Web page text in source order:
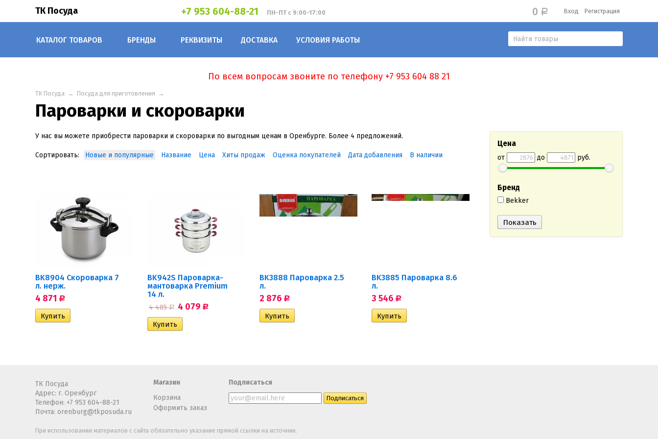
ТК Посуда +7 953 604-88-21 ПН-ПТ с 9:00-17:00 Вход Регистрация
0 Р
КАТАЛОГ ТОВАРОВ БРЕНДЫ РЕКВИЗИТЫ ДОСТАВКА УСЛОВИЯ РАБОТЫ
По всем вопросам звоните по телефону +7 953 604 88 21
ТК Посуда → Посуда для приготовления →
Пароварки и скороварки
Цена
от до руб.
Бренд
Bekker
У нас вы можете приобрести пароварки и скороварки по выгодным ценам в Оренбурге. Более 4 предложений.
Сортировать: Новые и популярные Название Цена Хиты продаж Оценка покупателей Дата добавления В наличии
BK8904 Скороварка 7
л. нерж.
4 871 Р
BK942S Пароварка-
мантоварка Premium
14 л.
4 485Р 4 079 Р
BK3888 Пароварка 2.5
л.
2 876 Р
BK3885 Пароварка 8.6
л.
3 546 Р
ТК Посуда
Адрес: г. Оренбург
Телефон: +7 953 604-88-21
Почта: orenburg@tkposuda.ru
Магазин
Корзина
Оформить заказ
Подписаться
При использовании материалов с сайта обязательно указание прямой ссылки на источник.